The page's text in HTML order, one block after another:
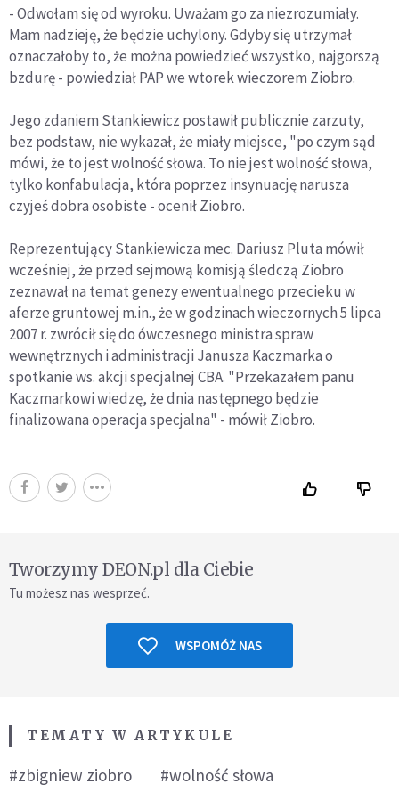
- Odwołam się od wyroku. Uważam go za niezrozumiały.
Mam nadzieję, że będzie uchylony. Gdyby się utrzymał
oznaczałoby to, że można powiedzieć wszystko, najgorszą
bzdurę - powiedział PAP we wtorek wieczorem Ziobro.
Jego zdaniem Stankiewicz postawił publicznie zarzuty,
bez podstaw, nie wykazał, że miały miejsce, "po czym sąd
mówi, że to jest wolność słowa. To nie jest wolność słowa,
tylko konfabulacja, która poprzez insynuację narusza
czyjeś dobra osobiste - ocenił Ziobro.
Reprezentujący Stankiewicza mec. Dariusz Pluta mówił
wcześniej, że przed sejmową komisją śledczą Ziobro
zeznawał na temat genezy ewentualnego przecieku w
aferze gruntowej m.in., że w godzinach wieczornych 5 lipca
2007 r. zwrócił się do ówczesnego ministra spraw
wewnętrznych i administracji Janusza Kaczmarka o
spotkanie ws. akcji specjalnej CBA. "Przekazałem panu
Kaczmarkowi wiedzę, że dnia następnego będzie
finalizowana operacja specjalna" - mówił Ziobro.
Tworzymy DEON.pl dla Ciebie
Tu możesz nas wesprzeć.
WSPOMÓŻ NAS
TEMATY W ARTYKULE
#zbigniew ziobro
#wolność słowa